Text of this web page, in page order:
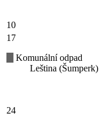
10
17
Komunální odpad
Leština (Šumperk)
24